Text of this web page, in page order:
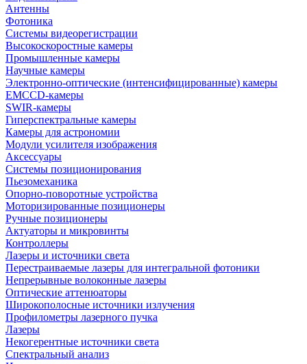
Антенны
Фотоника
Cистемы видеорегистрации
Высокоскоростные камеры
Промышленные камеры
Научные камеры
Электронно-оптические (интенсифицированные) камеры
EMCCD-камеры
SWIR-камеры
Гиперспектральные камеры
Камеры для астрономии
Модули усилителя изображения
Аксессуары
Системы позиционирования
Пьезомеханика
Опорно-поворотные устройства
Моторизированные позиционеры
Ручные позиционеры
Актуаторы и микровинты
Контроллеры
Лазеры и источники света
Перестраиваемые лазеры для интегральной фотоники
Непрерывные волоконные лазеры
Оптические аттенюаторы
Широкополосные источники излучения
Профилометры лазерного пучка
Лазеры
Некогерентные источники света
Спектральный анализ